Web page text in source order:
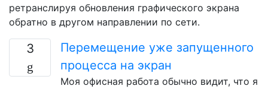
ретранслируя обновления графического экрана
обратно в другом направлении по сети.
3
Перемещение уже запущенного
процесса на экран
Моя офисная работа обычно видит, что я